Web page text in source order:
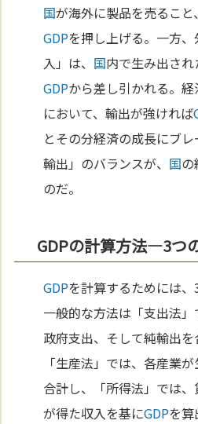
国が海外に製品を売るこ
GDPを押し上げる。一方、
入」は、 国内で生み出され
GDPから差し引かれる。
において、輸出が強ければ
とその分経済の成長にブ
輸出」のバランスが、 国の
のだ。
GDPの計算方法—3つ
GDPを計算するためには
一般的な方法は「支出法」
政府支出、そして純輸出を
「生産法」では、各産業
合計し、「所得法」では、
が得た収入を基にGDPを